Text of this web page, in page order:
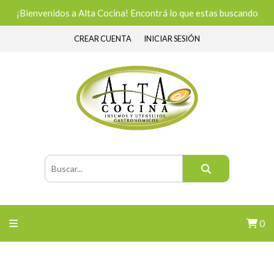
¡Bienvenidos a Alta Cocina! Encontrá lo que estas buscando
CREAR CUENTA INICIAR SESIÓN
0